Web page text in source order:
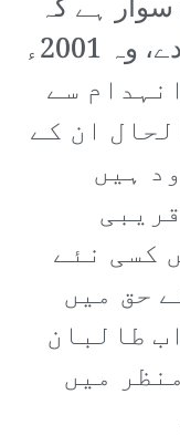
ہے کہ
کہیں تاریخ خود کو نہ دہرا دے، وہ 2001ء
سے
ان کے
ہیں
کسی نئے
حق میں
طالبان
میں